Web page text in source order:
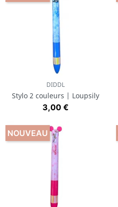
DIDDL
Stylo 2 couleurs | Loupsily
Prix
3,00 €
NOUVEAU